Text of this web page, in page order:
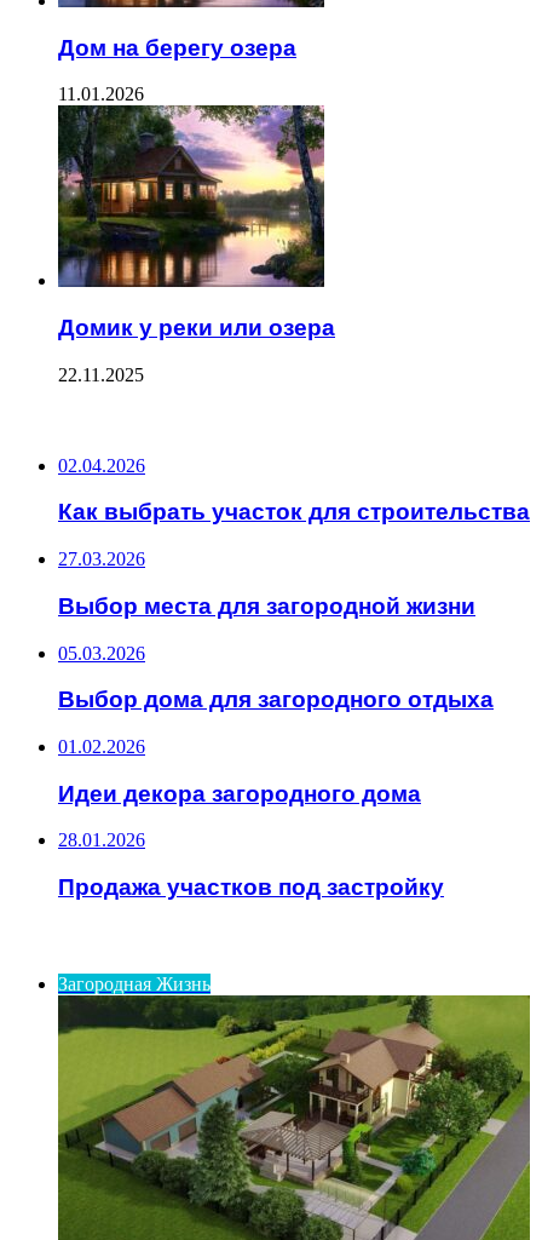
Дом на берегу озера
11.01.2026
Домик у реки или озера
22.11.2025
02.04.2026
Как выбрать участок для строительства
27.03.2026
Выбор места для загородной жизни
05.03.2026
Выбор дома для загородного отдыха
01.02.2026
Идеи декора загородного дома
28.01.2026
Продажа участков под застройку
Загородная Жизнь